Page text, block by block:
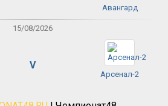
Авангард
15/08/2026
V
Арсенал-2